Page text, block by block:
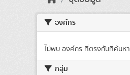
องค์กร
ไม่พบ องค์กร ที่ตรงกับที่ค้นหา
กลุ่ม